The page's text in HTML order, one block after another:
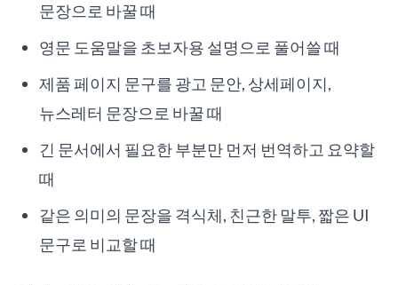
문장으로 바꿀 때
영문 도움말을 초보자용 설명으로 풀어쓸 때
제품 페이지 문구를 광고 문안, 상세페이지,
뉴스레터 문장으로 바꿀 때
긴 문서에서 필요한 부분만 먼저 번역하고 요약할
때
같은 의미의 문장을 격식체, 친근한 말투, 짧은 UI
문구로 비교할 때